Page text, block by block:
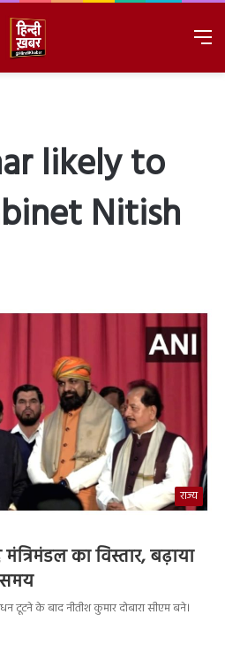
likely to
Nitish
राज्य
का विस्तार, बढ़ाया
टूटने के बाद नीतीश कुमार दोबारा सीएम बने।